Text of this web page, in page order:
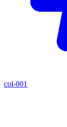
col-001